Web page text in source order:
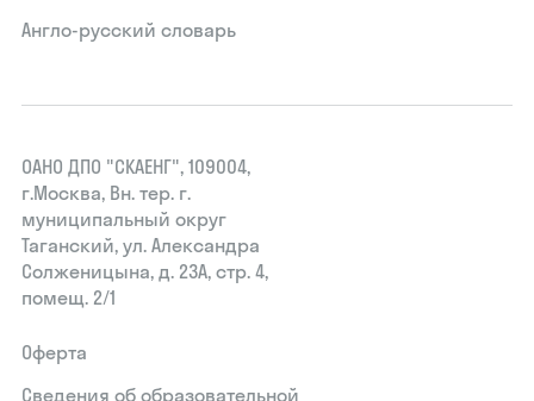
Англо-русский словарь
ОАНО ДПО "СКАЕНГ", 109004,
г.Москва, Вн. тер. г.
муниципальный округ
Таганский, ул. Александра
Солженицына, д. 23А, стр. 4,
помещ. 2/1
Оферта
Сведения об образовательной